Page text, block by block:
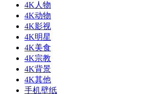
4K人物
4K动物
4K影视
4K明星
4K美食
4K宗教
4K背景
4K其他
手机壁纸